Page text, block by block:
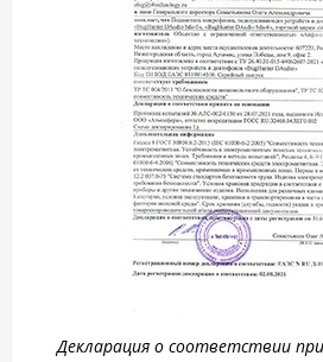
Декларация о соответствии